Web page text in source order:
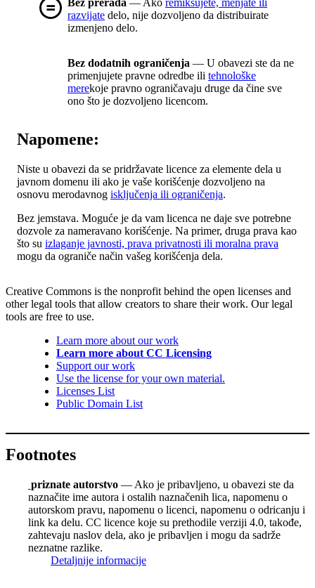
Bez prerada — Ako remiksujete, menjate ili
razvijate delo, nije dozvoljeno da distribuirate
izmenjeno delo.
Bez dodatnih ograničenja — U obavezi ste da ne
primenjujete pravne odredbe ili tehnološke
merekoje pravno ograničavaju druge da čine sve
ono što je dozvoljeno licencom.
Napomene:
Niste u obavezi da se pridržavate licence za elemente dela u
javnom domenu ili ako je vaše korišćenje dozvoljeno na
osnovu merodavnog isključenja ili ograničenja.
Bez jemstava. Moguće je da vam licenca ne daje sve potrebne
dozvole za nameravano korišćenje. Na primer, druga prava kao
što su izlaganje javnosti, prava privatnosti ili moralna prava
mogu da ograniče način vašeg korišćenja dela.
Creative Commons is the nonprofit behind the open licenses and
other legal tools that allow creators to share their work. Our legal
tools are free to use.
Learn more about our work
Learn more about CC Licensing
Support our work
Use the license for your own material.
Licenses List
Public Domain List
Footnotes
priznate autorstvo — Ako je pribavljeno, u obavezi ste da
naznačite ime autora i ostalih naznačenih lica, napomenu o
autorskom pravu, napomenu o licenci, napomenu o odricanju i
link ka delu. CC licence koje su prethodile verziji 4.0, takođe,
zahtevaju naslov dela, ako je pribavljen i mogu da sadrže
neznatne razlike.
Detaljnije informacije